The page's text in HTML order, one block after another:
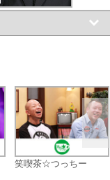
笑喫茶☆つっちー